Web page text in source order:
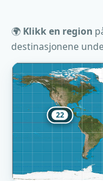
🌍 Klikk en region
destinasjonene
22